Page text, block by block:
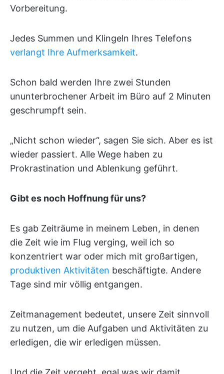
Vorbereitung.
Jedes Summen und Klingeln Ihres Telefons
verlangt Ihre Aufmerksamkeit.
Schon bald werden Ihre zwei Stunden
ununterbrochener Arbeit im Büro auf 2 Minuten
geschrumpft sein.
„Nicht schon wieder“, sagen Sie sich. Aber es ist
wieder passiert. Alle Wege haben zu
Prokrastination und Ablenkung geführt.
Gibt es noch Hoffnung für uns?
Es gab Zeiträume in meinem Leben, in denen
die Zeit wie im Flug verging, weil ich so
konzentriert war oder mich mit großartigen,
produktiven Aktivitäten beschäftigte. Andere
Tage sind mir völlig entgangen.
Zeitmanagement bedeutet, unsere Zeit sinnvoll
zu nutzen, um die Aufgaben und Aktivitäten zu
erledigen, die wir erledigen müssen.